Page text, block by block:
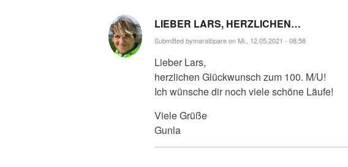
LIEBER LARS, HERZLICHEN…
Submitted bymaralöpareon Mi., 12.05.2021 - 08:58
Lieber Lars,
herzlichen Glückwunsch zum 100. M/U!
Ich wünsche dir noch viele schöne Läufe!
Viele Grüße
Gunla